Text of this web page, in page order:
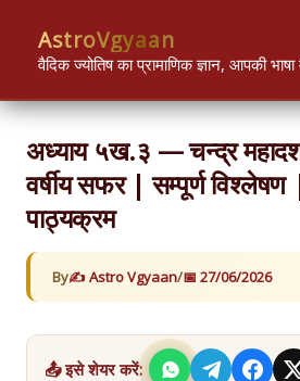
content
AstroVgyaan
वैदिक ज्योतिष का प्रामाणिक ज्ञान, आपकी
अध्याय ५ख.३ — चन्द्र
वर्षीय सफर | सम्पूर्ण विश्लेषण
पाठ्यक्रम
By Astro Vgyaan/ 27/06/2026
📤 इसे शेयर करें: